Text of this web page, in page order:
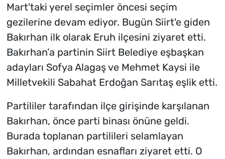
Mart'taki yerel seçimler öncesi seçim
gezilerine devam ediyor. Bugün Siirt'e giden
Bakırhan ilk olarak Eruh ilçesini ziyaret etti.
Bakırhan’a partinin Siirt Belediye eşbaşkan
adayları Sofya Alagaş ve Mehmet Kaysi ile
Milletvekili Sabahat Erdoğan Sarıtaş eşlik etti.
Partililer tarafından ilçe girişinde karşılanan
Bakırhan, önce parti binası önüne geldi.
Burada toplanan partilileri selamlayan
Bakırhan, ardından esnafları ziyaret etti. O